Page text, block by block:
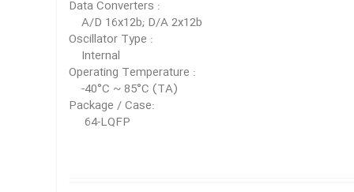
Data Converters :
A/D 16x12b; D/A 2x12b
Oscillator Type :
Internal
Operating Temperature :
-40°C ~ 85°C (TA)
Package / Case:
64-LQFP